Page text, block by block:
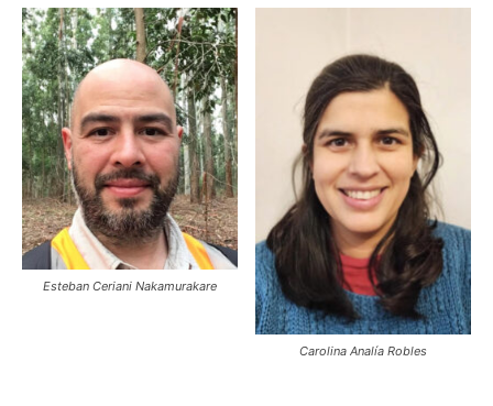
Esteban Ceriani Nakamurakare
Carolina Analía Robles